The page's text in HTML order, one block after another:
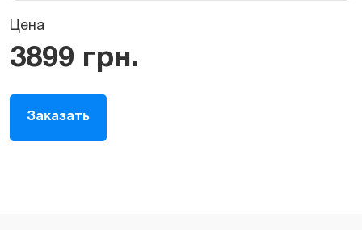
Цена
3899 грн.
Заказать